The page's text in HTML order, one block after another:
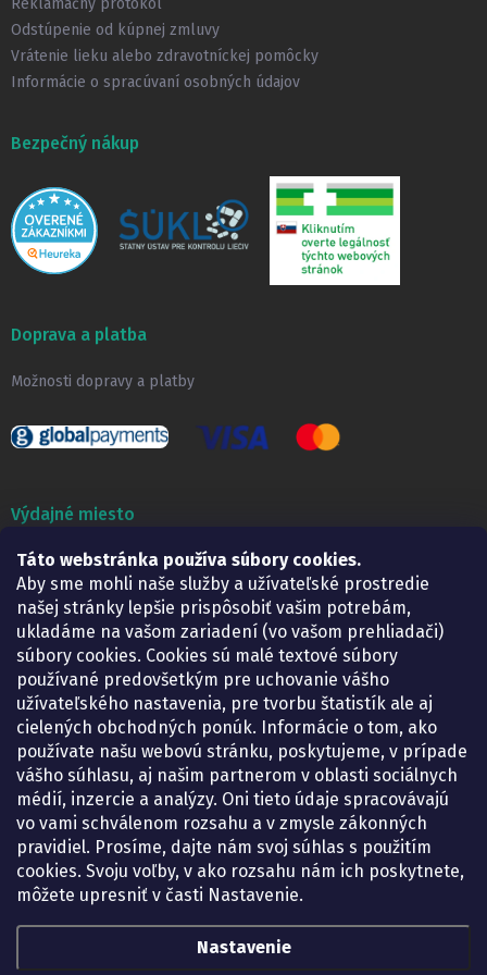
Táto webstránka používa súbory cookies.
Aby sme mohli naše služby a užívateľské prostredie
našej stránky lepšie prispôsobiť vašim potrebám,
ukladáme na vašom zariadení (vo vašom prehliadači)
súbory cookies. Cookies sú malé textové súbory
používané predovšetkým pre uchovanie vášho
užívateľského nastavenia, pre tvorbu štatistík ale aj
cielených obchodných ponúk. Informácie o tom, ako
používate našu webovú stránku, poskytujeme, v prípade
vášho súhlasu, aj našim partnerom v oblasti sociálnych
médií, inzercie a analýzy. Oni tieto údaje spracovávajú
vo vami schválenom rozsahu a v zmysle zákonných
pravidiel. Prosíme, dajte nám svoj súhlas s použitím
cookies. Svoju voľby, v ako rozsahu nám ich poskytnete,
môžete upresniť v časti Nastavenie.
Nastavenie
Odstúpenie od kúpnej zmluvy
Vrátenie lieku alebo zdravotníckej pomôcky
Informácie o spracúvaní osobných údajov
Bezpečný nákup
Doprava a platba
Možnosti dopravy a platby
Výdajné miesto
Lekáreň ADONAI
Košice – Smetanova 2
Pondelok:
07.30 – 15.30 h.
Utorok:
07.30 – 16.00 h.
Streda:
07.30 – 16.00 h.
Štvrtok:
07.30 – 15.30 h.
Piatok:
07.30 – 15.30 h.
KONTAKT
eshop@lekarenadonai.sk
+421 948 203 203
Nájdete nás na Facebooku.
lekarenadonai/